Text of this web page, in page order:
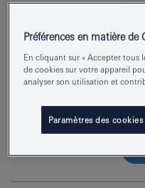
Numéro de produit
EAN
Couleur
Préférences en matière de
En cliquant sur « Accepter tous
de cookies sur votre appareil
analyser son utilisation et
Paramètres des cookies